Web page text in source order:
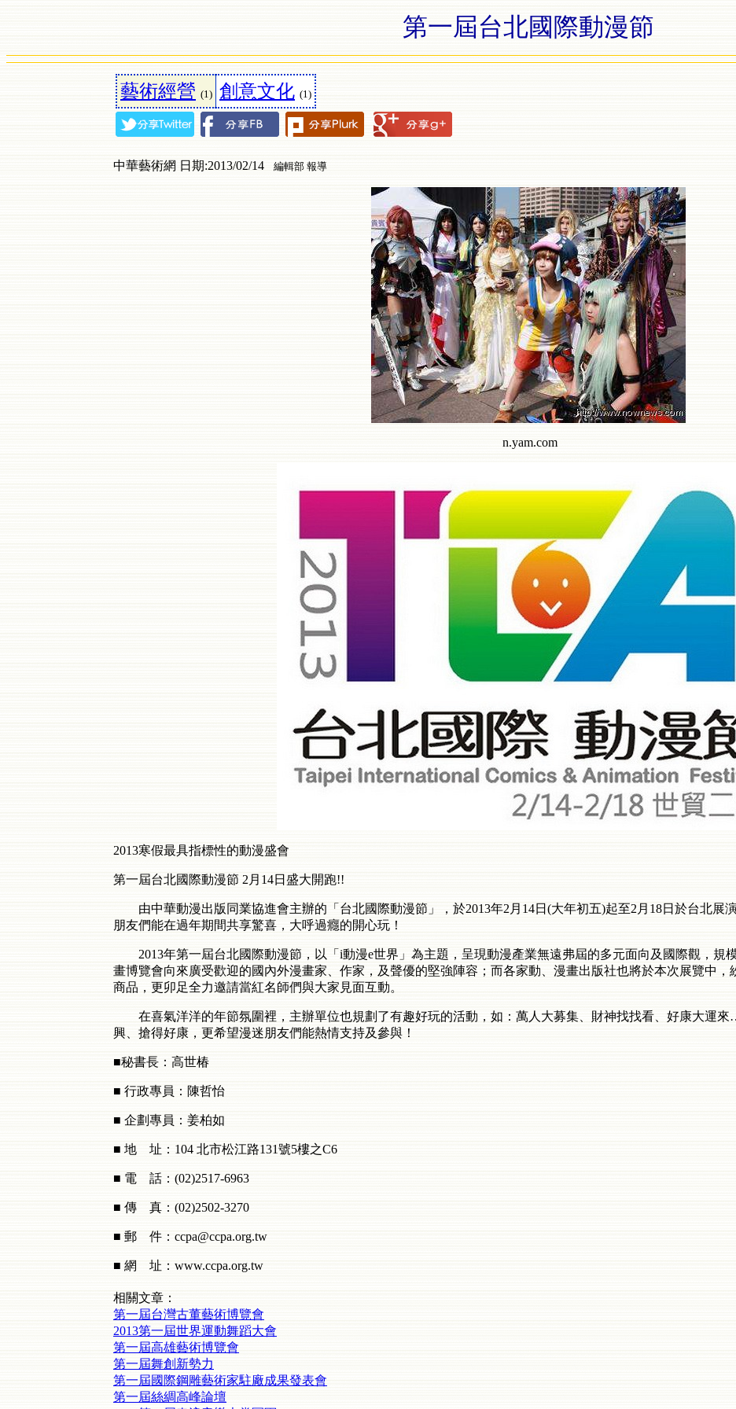
第一屆台北國際動漫節
藝術經營 (1) 創意文化 (1)
中華藝術網 日期:2013/02/14 編輯部 報導
n.yam.com
2013寒假最具指標性的動漫盛會
第一屆台北國際動漫節 2月14日盛大開跑!!
由中華動漫出版同業協進會主辦的「台北國際動漫節」，於2013年2月14日(大年初五)起至2月18日於台北展
朋友們能在過年期間共享驚喜，大呼過癮的開心玩！
2013年第一屆台北國際動漫節，以「i動漫e世界」為主題，呈現動漫產業無遠弗屆的多元面向及國際觀，規
畫博覽會向來廣受歡迎的國內外漫畫家、作家，及聲優的堅強陣容；而各家動、漫畫出版社也將於本次展覽中
商品，更卯足全力邀請當紅名師們與大家見面互動。
在喜氣洋洋的年節氛圍裡，主辦單位也規劃了有趣好玩的活動，如：萬人大募集、財神找找看、好康大運來
興、搶得好康，更希望漫迷朋友們能熱情支持及參與！
■秘書長：高世椿
■ 行政專員：陳哲怡
■ 企劃專員：姜柏如
■ 地 址：104 北市松江路131號5樓之C6
■ 電 話：(02)2517-6963
■ 傳 真：(02)2502-3270
■ 郵 件：ccpa@ccpa.org.tw
■ 網 址：www.ccpa.org.tw
相關文章：
第一屆台灣古董藝術博覽會
2013第一屆世界運動舞蹈大會
第一屆高雄藝術博覽會
第一屆舞創新勢力
第一屆國際鋼雕藝術家駐廠成果發表會
第一屆絲綢高峰論壇